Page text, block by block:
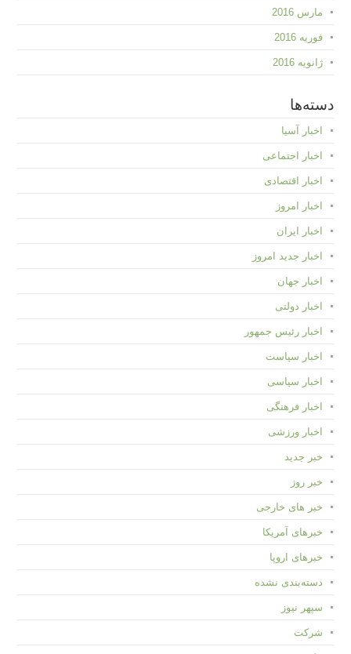
مارس 2016
فوریه 2016
ژانویه 2016
دسته‌ها
اخبار آسیا
اخبار اجتماعی
اخبار اقتصادی
اخبار امروز
اخبار ایران
اخبار جدید امروز
اخبار جهان
اخبار دولتی
اخبار رئیس جمهور
اخبار سیاست
اخبار سیاسی
اخبار فرهنگی
اخبار ورزشی
خبر جدید
خبر روز
خبر های خارجی
خبرهای آمریکا
خبرهای اروپا
دسته‌بندی نشده
سپهر نیوز
شرکت